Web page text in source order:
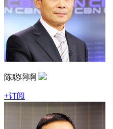
陈聪啊啊
+订阅